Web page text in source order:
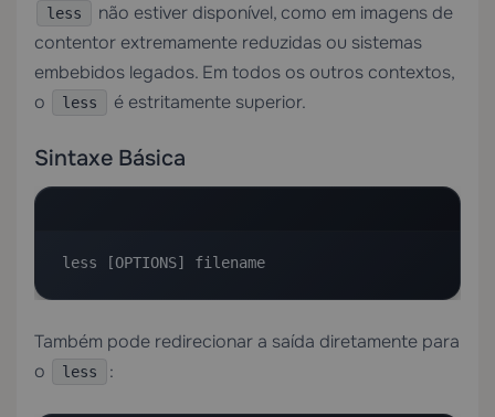
less
não estiver disponível, como em imagens de
contentor extremamente reduzidas ou sistemas
embebidos legados. Em todos os outros contextos,
o
less é estritamente superior.
Sintaxe Básica
less [OPTIONS] filename
Também pode redirecionar a saída diretamente para
o
less :